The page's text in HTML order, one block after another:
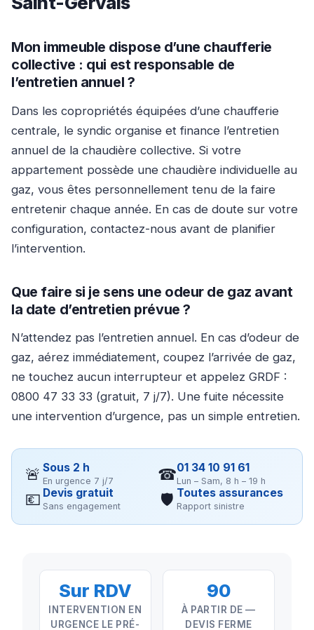
Mon immeuble dispose d’une chaufferie
collective : qui est responsable de
l’entretien annuel ?
Dans les copropriétés équipées d’une chaufferie
centrale, le syndic organise et finance l’entretien
annuel de la chaudière collective. Si votre
appartement possède une chaudière individuelle au
gaz, vous êtes personnellement tenu de la faire
entretenir chaque année. En cas de doute sur votre
configuration, contactez-nous avant de planifier
l’intervention.
Que faire si je sens une odeur de gaz avant
la date d’entretien prévue ?
N’attendez pas l’entretien annuel. En cas d’odeur de
gaz, aérez immédiatement, coupez l’arrivée de gaz,
ne touchez aucun interrupteur et appelez GRDF :
0800 47 33 33 (gratuit, 7 j/7). Une fuite nécessite
une intervention d’urgence, pas un simple entretien.
🚨 Sous 2 h
En urgence 7 j/7 ☎01 34 10 91 61
Lun – Sam, 8 h – 19 h
💶 Devis gratuit
Sans engagement 🛡 Toutes assurances
Rapport sinistre
Sur RDV
INTERVENTION EN
URGENCE LE PRÉ-
90
À PARTIR DE —
DEVIS FERME